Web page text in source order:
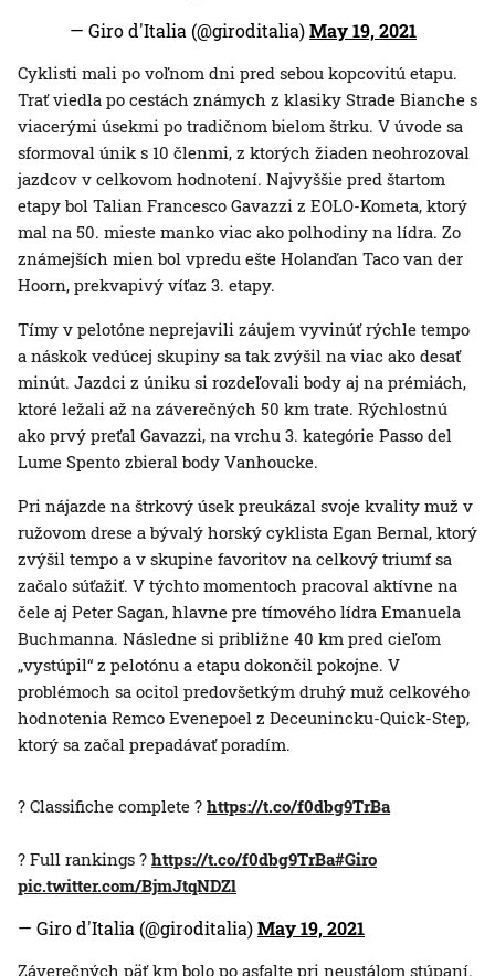
— Giro d'Italia (@giroditalia)May 19, 2021
Cyklisti mali po voľnom dni pred sebou kopcovitú etapu.
Trať viedla po cestách známych z klasiky Strade Bianche s
viacerými úsekmi po tradičnom bielom štrku. V úvode sa
sformoval únik s 10 členmi, z ktorých žiaden neohrozoval
jazdcov v celkovom hodnotení. Najvyššie pred štartom
etapy bol Talian Francesco Gavazzi z EOLO-Kometa, ktorý
mal na 50. mieste manko viac ako polhodiny na lídra. Zo
známejších mien bol vpredu ešte Holanďan Taco van der
Hoorn, prekvapivý víťaz 3. etapy.
Tímy v pelotóne neprejavili záujem vyvinúť rýchle tempo
a náskok vedúcej skupiny sa tak zvýšil na viac ako desať
minút. Jazdci z úniku si rozdeľovali body aj na prémiách,
ktoré ležali až na záverečných 50 km trate. Rýchlostnú
ako prvý preťal Gavazzi, na vrchu 3. kategórie Passo del
Lume Spento zbieral body Vanhoucke.
Pri nájazde na štrkový úsek preukázal svoje kvality muž v
ružovom drese a bývalý horský cyklista Egan Bernal, ktorý
zvýšil tempo a v skupine favoritov na celkový triumf sa
začalo súťažiť. V týchto momentoch pracoval aktívne na
čele aj Peter Sagan, hlavne pre tímového lídra Emanuela
Buchmanna. Následne si približne 40 km pred cieľom
„vystúpil“ z pelotónu a etapu dokončil pokojne. V
problémoch sa ocitol predovšetkým druhý muž celkového
hodnotenia Remco Evenepoel z Deceunincku-Quick-Step,
ktorý sa začal prepadávať poradím.
? Classifiche complete ? https://t.co/f0dbg9TrBa
? Full rankings ? https://t.co/f0dbg9TrBa#Giro
pic.twitter.com/BjmJtqNDZl
— Giro d'Italia (@giroditalia)May 19, 2021
Záverečných päť km bolo po asfalte pri neustálom stúpaní.